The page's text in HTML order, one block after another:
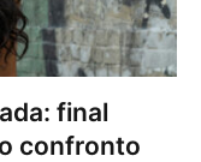
final
confronto